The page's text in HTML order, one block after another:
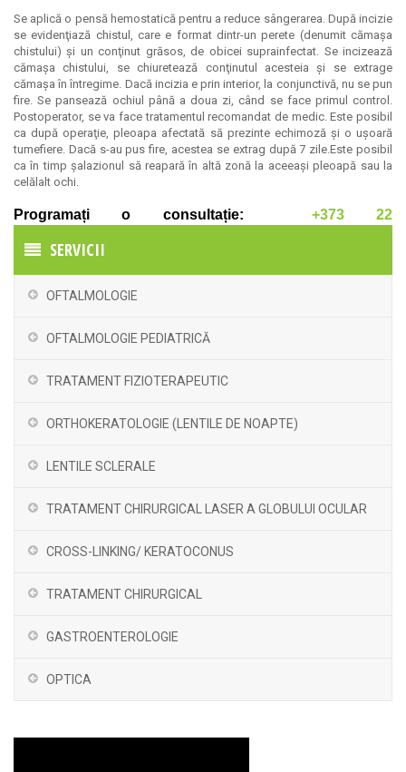
Se aplică o pensă hemostatică pentru a reduce sângerarea. După incizie
se evidenţiază chistul, care e format dintr-un perete (denumit cămaşa
chistului) şi un conţinut grăsos, de obicei suprainfectat. Se incizează
cămaşa chistului, se chiuretează conţinutul acesteia şi se extrage
cămaşa în întregime. Dacă incizia e prin interior, la conjunctivă, nu se pun
fire. Se pansează ochiul până a doua zi, când se face primul control.
Postoperator, se va face tratamentul recomandat de medic. Este posibil
ca după operaţie, pleoapa afectată să prezinte echimoză şi o uşoară
tumefiere. Dacă s-au pus fire, acestea se extrag după 7 zile.Este posibil
ca în timp şalazionul să reapară în altă zonă la aceeaşi pleoapă sau la
celălalt ochi.
Programați o consultație:
+373 22
SERVICII
OFTALMOLOGIE
OFTALMOLOGIE PEDIATRICĂ
TRATAMENT FIZIOTERAPEUTIC
ORTHOKERATOLOGIE (LENTILE DE NOAPTE)
LENTILE SCLERALE
TRATAMENT CHIRURGICAL LASER A GLOBULUI OCULAR
CROSS-LINKING/ KERATOCONUS
TRATAMENT CHIRURGICAL
GASTROENTEROLOGIE
OPTICA